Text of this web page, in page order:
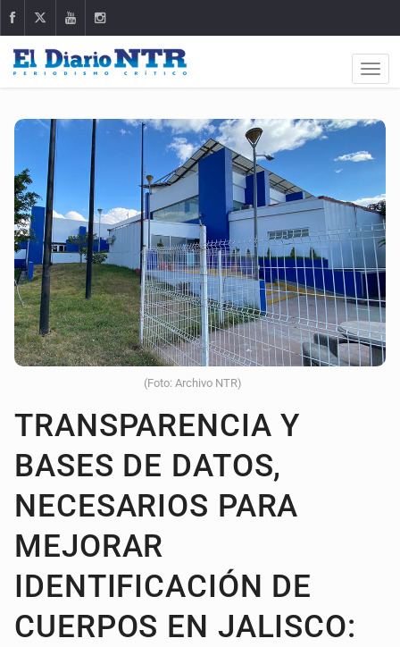
(Foto: Archivo NTR)
TRANSPARENCIA Y
BASES DE DATOS,
NECESARIOS PARA
MEJORAR
IDENTIFICACIÓN DE
CUERPOS EN JALISCO: